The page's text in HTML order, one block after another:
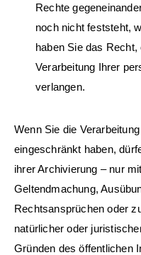
Rechte
noch nicht feststeht,
haben Sie das
Verarbeitung Ihrer
verlangen.
Wenn Sie die
eingeschränkt haben,
ihrer Archivierung – nur
Geltendmachung,
Rechtsansprüchen oder
natürlicher oder
Gründen des öffentlichen